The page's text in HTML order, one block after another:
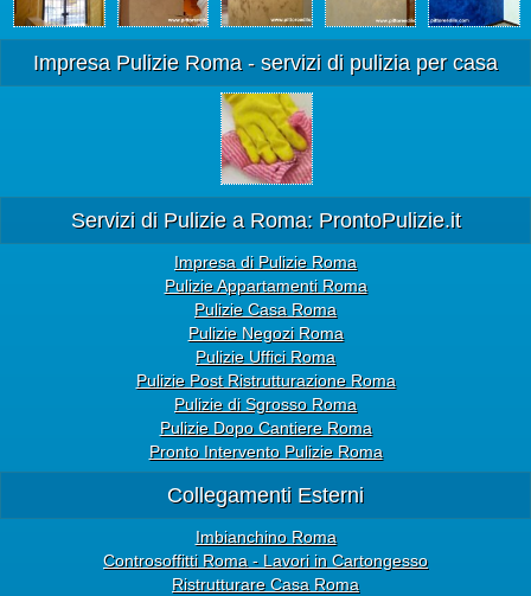
Impresa Pulizie Roma - servizi di pulizia per casa
Servizi di Pulizie a Roma: ProntoPulizie.it
Impresa di Pulizie Roma
Pulizie Appartamenti Roma
Pulizie Casa Roma
Pulizie Negozi Roma
Pulizie Uffici Roma
Pulizie Post Ristrutturazione Roma
Pulizie di Sgrosso Roma
Pulizie Dopo Cantiere Roma
Pronto Intervento Pulizie Roma
Collegamenti Esterni
Imbianchino Roma
Controsoffitti Roma - Lavori in Cartongesso
Ristrutturare Casa Roma